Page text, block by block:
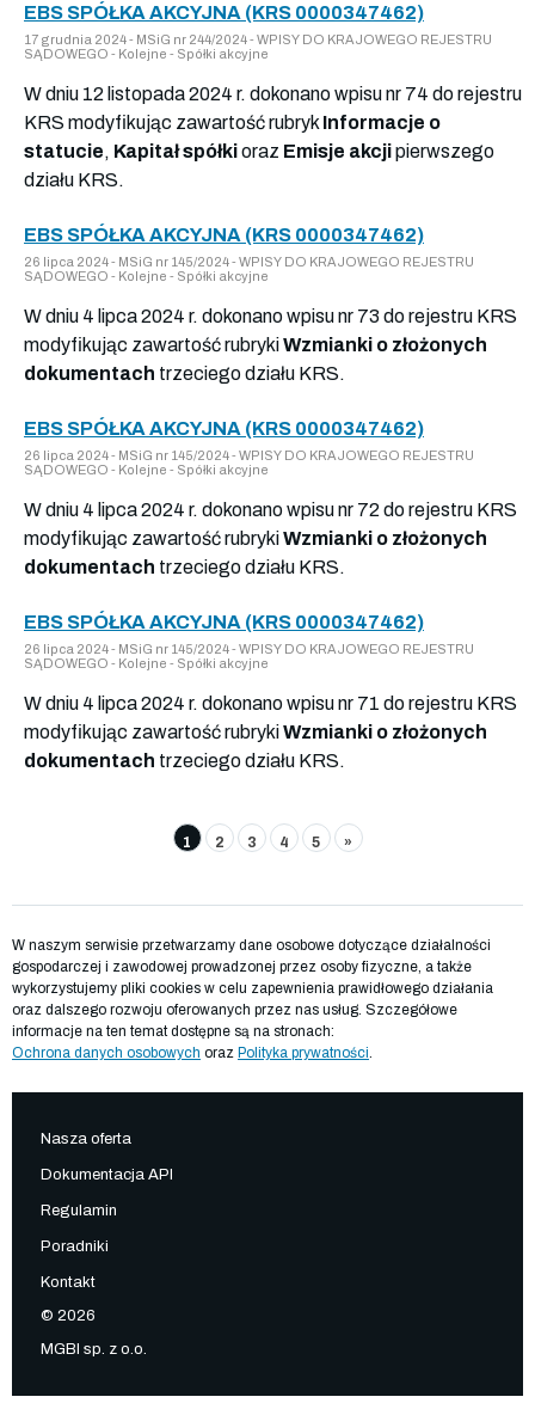
EBS SPÓŁKA AKCYJNA (KRS 0000347462)
17 grudnia 2024 - MSiG nr 244/2024 - WPISY DO KRAJOWEGO REJESTRU
SĄDOWEGO - Kolejne - Spółki akcyjne
W dniu 12 listopada 2024 r. dokonano wpisu nr 74 do rejestru
KRS modyfikując zawartość rubryk Informacje o
statucie, Kapitał spółkioraz Emisje akcjipierwszego
działu KRS.
EBS SPÓŁKA AKCYJNA (KRS 0000347462)
26 lipca 2024 - MSiG nr 145/2024 - WPISY DO KRAJOWEGO REJESTRU
SĄDOWEGO - Kolejne - Spółki akcyjne
W dniu 4 lipca 2024 r. dokonano wpisu nr 73 do rejestru KRS
modyfikując zawartość rubrykiWzmianki o złożonych
dokumentach trzeciego działu KRS.
EBS SPÓŁKA AKCYJNA (KRS 0000347462)
26 lipca 2024 - MSiG nr 145/2024 - WPISY DO KRAJOWEGO REJESTRU
SĄDOWEGO - Kolejne - Spółki akcyjne
W dniu 4 lipca 2024 r. dokonano wpisu nr 72 do rejestru KRS
modyfikując zawartość rubrykiWzmianki o złożonych
dokumentach trzeciego działu KRS.
EBS SPÓŁKA AKCYJNA (KRS 0000347462)
26 lipca 2024 - MSiG nr 145/2024 - WPISY DO KRAJOWEGO REJESTRU
SĄDOWEGO - Kolejne - Spółki akcyjne
W dniu 4 lipca 2024 r. dokonano wpisu nr 71 do rejestru KRS
modyfikując zawartość rubrykiWzmianki o złożonych
dokumentach trzeciego działu KRS.
1 2 3 4 5 »
W naszym serwisie przetwarzamy dane osobowe dotyczące działalności
gospodarczej i zawodowej prowadzonej przez osoby fizyczne, a także
wykorzystujemy pliki cookies w celu zapewnienia prawidłowego działania
oraz dalszego rozwoju oferowanych przez nas usług. Szczegółowe
informacje na ten temat dostępne są na stronach:
Ochrona danych osobowych oraz Polityka prywatności
Nasza oferta
Dokumentacja API
Regulamin
Poradniki
Kontakt
© 2026
MGBI sp. z o.o.